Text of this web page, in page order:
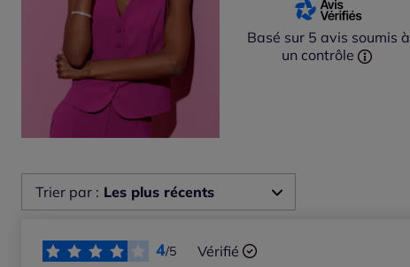
Basé sur 5 avis soumis à
un contrôle
Trier par : Les plus récents
4/5 Vérifié